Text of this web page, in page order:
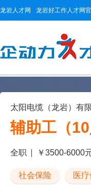
龙岩人才网 龙岩好工作人才网
太阳电缆（龙岩）有
辅助工（10
全职 ￥3500-6000
社会保险 医